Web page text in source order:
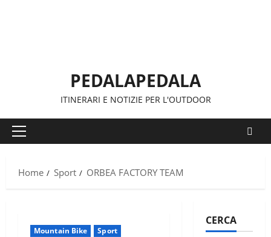
PEDALAPEDALA
ITINERARI E NOTIZIE PER L'OUTDOOR
Menu
Home
Sport ORBEA FACTORY TEAM
Mountain Bike Sport
CERCA